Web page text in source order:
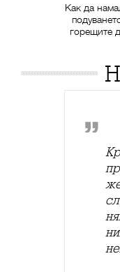
Как да
горещите